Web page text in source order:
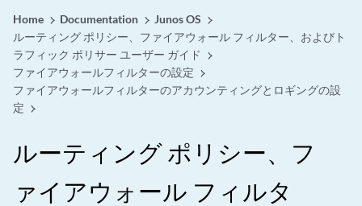
Home Documentation
Junos OS
ルーティング ポリシー、ファイアウォール フィルター、およびト
ラフィック ポリサー ユーザー ガイド
ファイアウォールフィルターの設定
ファイアウォールフィルターのアカウンティングとロギングの設
定
ルーティング ポリシー、フ
ァイアウォール フィルタ